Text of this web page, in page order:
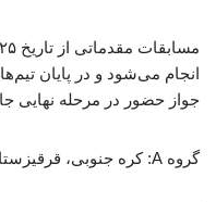
انجام می‌شود و در پایان
جواز حضور در مرحله نهایی
گروه A: کره جنوبی، قرقیزستان(میزبان) فلیپین و لبنان